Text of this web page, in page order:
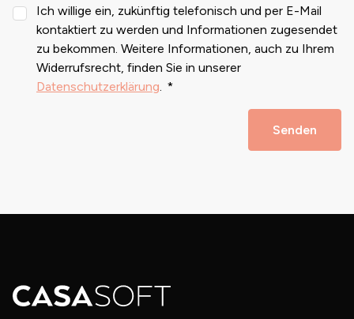
Ich willige ein, zukünftig telefonisch und per E-Mail
kontaktiert zu werden und Informationen zugesendet
zu bekommen. Weitere Informationen, auch zu Ihrem
Widerrufsrecht, finden Sie in unserer
Datenschutzerklärung.
Senden